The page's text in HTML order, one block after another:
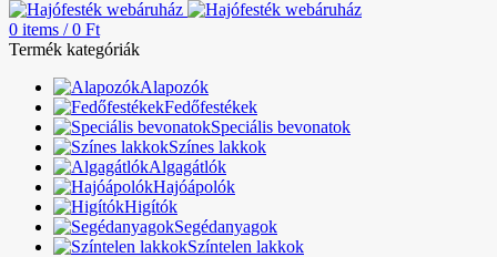
0 items / 0 Ft
Termék kategóriák
Alapozók
Fedőfestékek
Speciális bevonatok
Színes lakkok
Algagátlók
Hajóápolók
Higítók
Segédanyagok
Színtelen lakkok